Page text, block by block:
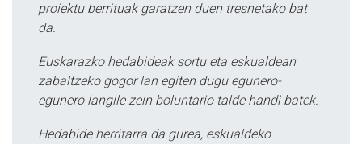
proiektu berrituak garatzen duen tresnetako bat
da.
Euskarazko hedabideak sortu eta eskualdean
zabaltzeko gogor lan egiten dugu egunero-
egunero langile zein boluntario talde handi batek.
Hedabide herritarra da gurea, eskualdeko